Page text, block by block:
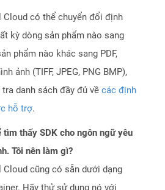
Cloud có thể chuyển đổi định
kỳ dòng sản phẩm nào sang
phẩm nào khác sang PDF,
ảnh (TIFF, JPEG, PNG BMP),
tra danh sách đầy đủ về các định
hỗ trợ.
tìm thấy SDK cho ngôn ngữ yêu
Tôi nên làm gì?
Cloud cũng có sẵn dưới dạng
Hãy thử sử dụng nó với